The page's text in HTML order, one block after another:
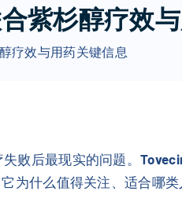
紫杉醇疗效
疗效与用药关键信息
败后最现实的问题。
为什么值得关注、适合哪类